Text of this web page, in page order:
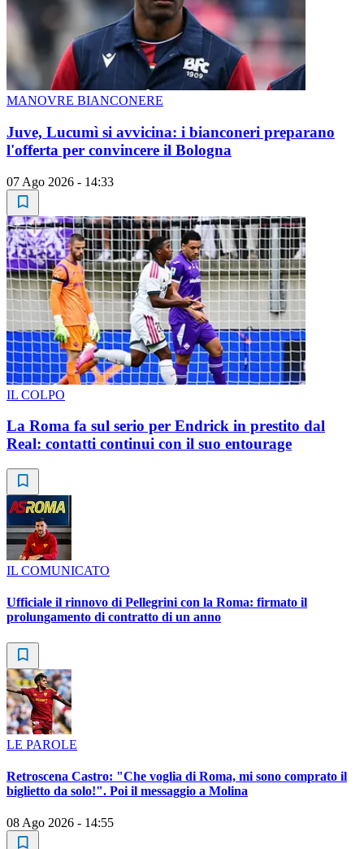
MANOVRE BIANCONERE
Juve, Lucumì si avvicina: i bianconeri preparano
l'offerta per convincere il Bologna
07 Ago 2026 - 14:33
IL COLPO
La Roma fa sul serio per Endrick in prestito dal
Real: contatti continui con il suo entourage
IL COMUNICATO
Ufficiale il rinnovo di Pellegrini con la Roma: firmato il
prolungamento di contratto di un anno
LE PAROLE
Retroscena Castro: "Che voglia di Roma, mi sono comprato il
biglietto da solo!". Poi il messaggio a Molina
08 Ago 2026 - 14:55